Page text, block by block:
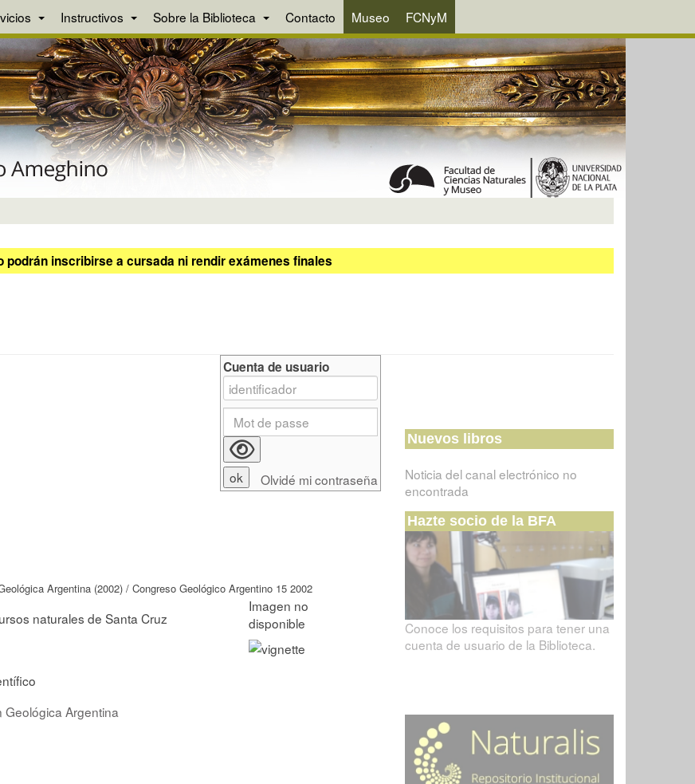
Instructivos Sobre la Biblioteca Contacto Museo FCNyM
inscribirse a cursada ni rendir exámenes finales
Argentina (2002) / Congreso Geológico Argentino 15 2002
naturales de Santa Cruz
Geológica Argentina
Cuenta de usuario
Olvidé mi contraseña
Nuevos libros
Noticia del canal electrónico no
encontrada
Hazte socio de la BFA
Conoce los requisitos para tener una
cuenta de usuario de la Biblioteca.